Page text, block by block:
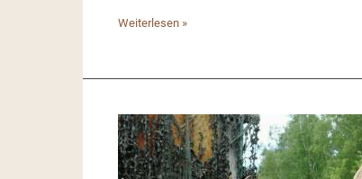
Bärenhatz
Weiterlesen »